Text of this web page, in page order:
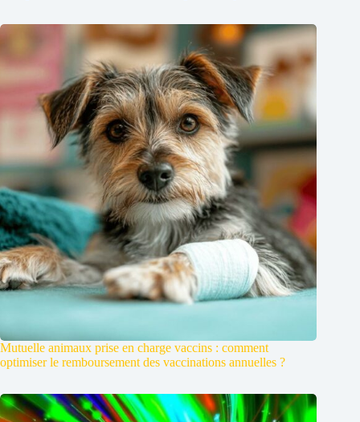
Mutuelle animaux prise en charge vaccins : comment
optimiser le remboursement des vaccinations annuelles ?